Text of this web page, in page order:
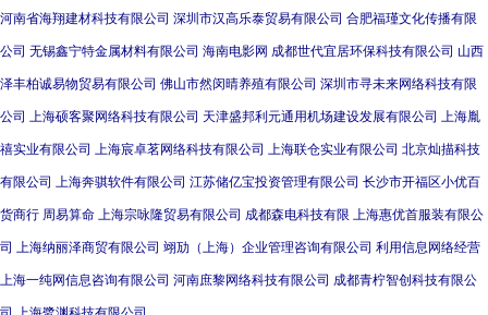
河南省海翔建材科技有限公司 深圳市汉高乐泰贸易有限公司 合肥福瑾文化传播有限
公司 无锡鑫宁特金属材料有限公司 海南电影网 成都世代宜居环保科技有限公司 山西
泽丰柏诚易物贸易有限公司 佛山市然闵晴养殖有限公司 深圳市寻未来网络科技有限
公司 上海硕客聚网络科技有限公司 天津盛邦利元通用机场建设发展有限公司 上海胤
禧实业有限公司 上海宸卓茗网络科技有限公司 上海联仓实业有限公司 北京灿描科技
有限公司 上海奔骐软件有限公司 江苏储亿宝投资管理有限公司 长沙市开福区小优百
货商行 周易算命 上海宗咏隆贸易有限公司 成都森电科技有限 上海惠优首服装有限公
司 上海纳丽泽商贸有限公司 翊劢（上海）企业管理咨询有限公司 利用信息网络经营
上海一纯网信息咨询有限公司 河南庶黎网络科技有限公司 成都青柠智创科技有限公